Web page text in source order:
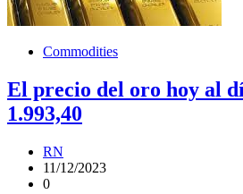
Commodities
El precio del oro hoy al
1.993,40
RN
11/12/2023
0